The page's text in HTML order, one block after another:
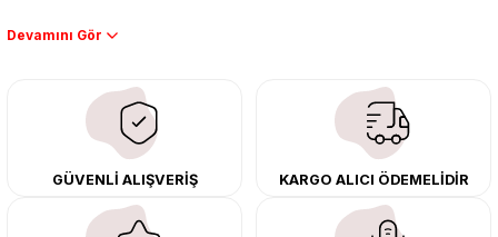
Performans artışı isteyen sürücüler için özel performans egzozları ve
çıkma orijinal ürünler ile yenileyebilir, body kit uygulamalarıyla aracınızın
tasarımını ve aerodinamisini üst seviyeye taşıyabilirsiniz.
Tüm ürünlerimiz orijinal, dayanıklı ve uzun ömürlüdür. İstanbul’daki montaj
merkezimizde profesyonel montaj yapıyor, Türkiye’nin her yerine güvenli
kargo ile teslimat gerçekleştiriyoruz. Aracınıza değer katmak için doğru
adres: Egzoz Sepeti.
GÜVENLİ ALIŞVERİŞ KARGO ALICI ÖDEMELİDİR